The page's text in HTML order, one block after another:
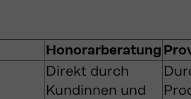
Honorarberatung
Direkt durch
Kundinnen und